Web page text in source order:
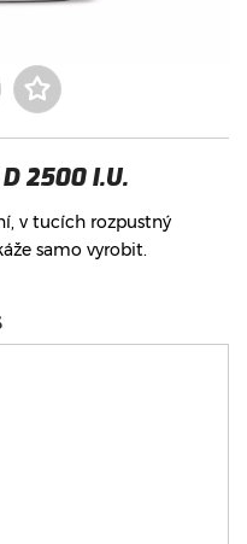
2500 I.U.
v tucích rozpustný
samo vyrobit.